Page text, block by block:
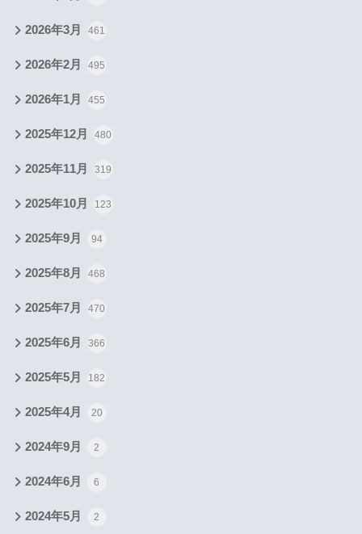
2026年3月 461
2026年2月 495
2026年1月 455
2025年12月 480
2025年11月 319
2025年10月 123
2025年9月 94
2025年8月 468
2025年7月 470
2025年6月 366
2025年5月 182
2025年4月 20
2024年9月 2
2024年6月 6
2024年5月 2